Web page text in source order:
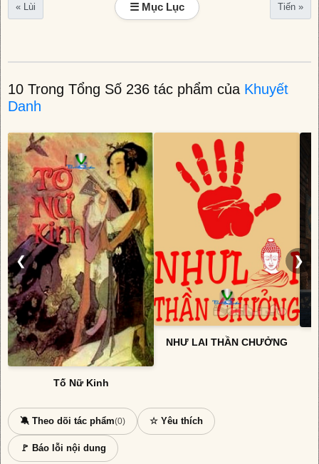
« Lùi ☰ Mục Lục Tiến »
10 Trong Tổng Số 236 tác phẩm của Khuyết
Danh
❮
Tố Nữ Kinh
NHƯ LAI THẦN CHƯỞNG
❯
🔕 Theo dõi tác phẩm(0) ☆ Yêu thích
🚩 Báo lỗi nội dung